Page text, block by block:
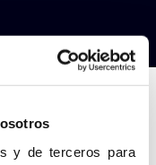
y de terceros para